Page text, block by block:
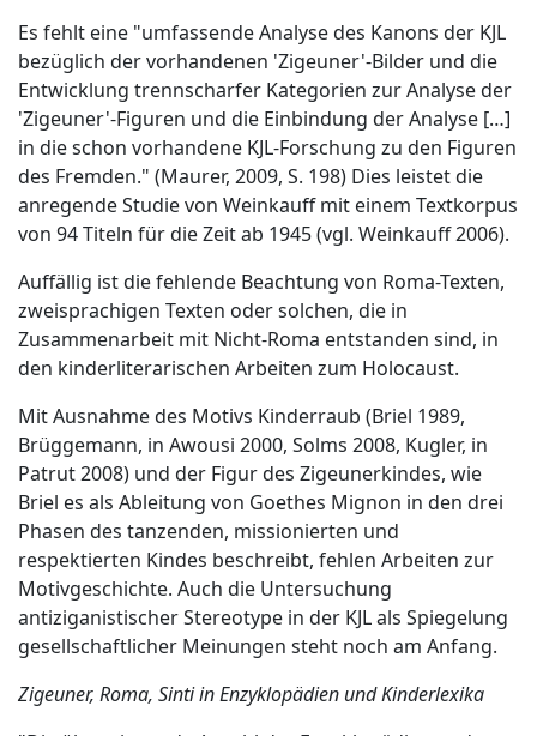
Es fehlt eine "umfassende Analyse des Kanons der KJL
bezüglich der vorhandenen 'Zigeuner'-Bilder und die
Entwicklung trennscharfer Kategorien zur Analyse der
'Zigeuner'-Figuren und die Einbindung der Analyse […]
in die schon vorhandene KJL-Forschung zu den Figuren
des Fremden." (Maurer, 2009, S. 198) Dies leistet die
anregende Studie von Weinkauff mit einem Textkorpus
von 94 Titeln für die Zeit ab 1945 (vgl. Weinkauff 2006).
Auffällig ist die fehlende Beachtung von Roma-Texten,
zweisprachigen Texten oder solchen, die in
Zusammenarbeit mit Nicht-Roma entstanden sind, in
den kinderliterarischen Arbeiten zum Holocaust.
Mit Ausnahme des Motivs Kinderraub (Briel 1989,
Brüggemann, in Awousi 2000, Solms 2008, Kugler, in
Patrut 2008) und der Figur des Zigeunerkindes, wie
Briel es als Ableitung von Goethes Mignon in den drei
Phasen des tanzenden, missionierten und
respektierten Kindes beschreibt, fehlen Arbeiten zur
Motivgeschichte. Auch die Untersuchung
antiziganistischer Stereotype in der KJL als Spiegelung
gesellschaftlicher Meinungen steht noch am Anfang.
Zigeuner, Roma, Sinti in Enzyklopädien und Kinderlexika